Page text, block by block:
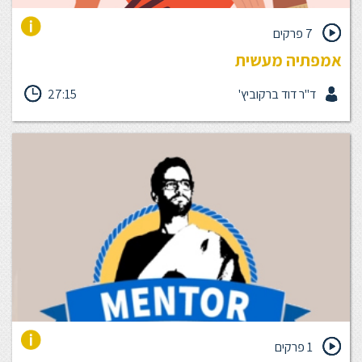
7 פרקים
אמפתיה מעשית
קורס אמפתיה מעשית בקורס זה נלמד על מיומנות התקשורת
האפקטיבית ביותר שיש ונראה כיצד בדיוק לעשות בה שימוש כדי
שתוכלו לייצר עבורכם מערכות יחסים שבאמת נעים להיות בהן.
למיומנות הזו קוראים אמפתיה, ולקורס הזה קוראים אמפתיה מעשית.
27:15 ד"ר דוד ברקוביץ'
1 פרקים